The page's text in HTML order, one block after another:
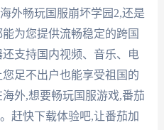
外畅玩国服崩坏学园2,还是
为您提供流畅稳定的跨国
支持国内视频、音乐、电
足不出户也能享受祖国的
外,想要畅玩国服游戏,番茄
赶快下载体验吧,让番茄加